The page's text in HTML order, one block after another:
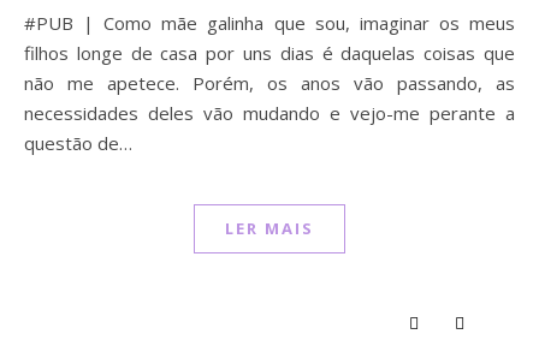
#PUB | Como mãe galinha que sou, imaginar os meus
filhos longe de casa por uns dias é daquelas coisas que
não me apetece. Porém, os anos vão passando, as
necessidades deles vão mudando e vejo-me perante a
questão de…
LER MAIS